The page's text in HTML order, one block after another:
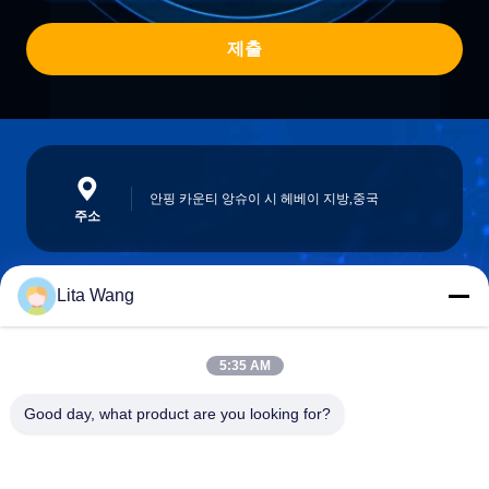
제출
주소
안핑 카운티 앙슈이 시 헤베이 지방,중국
lita@screenmeshnet.com
Lita Wang
5:35 AM
Good day, what product are you looking for?